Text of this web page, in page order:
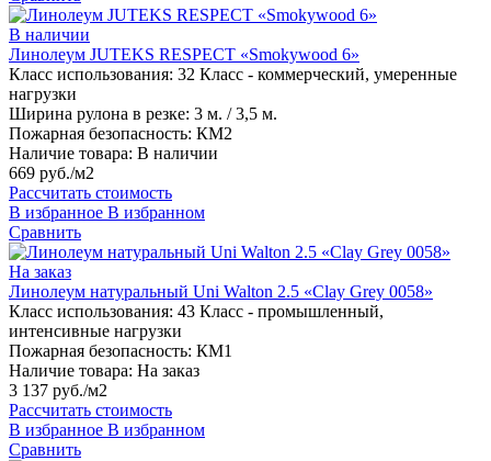
В наличии
Линолеум JUTEKS RESPECT «Smokywood 6»
Класс использования: 32 Класс - коммерческий, умеренные
нагрузки
Ширина рулона в резке: 3 м. / 3,5 м.
Пожарная безопасность: КМ2
Наличие товара: В наличии
669 руб./м2
Рассчитать стоимость
В избранное В избранном
Сравнить
На заказ
Линолеум натуральный Uni Walton 2.5 «Clay Grey 0058»
Класс использования: 43 Класс - промышленный,
интенсивные нагрузки
Пожарная безопасность: КМ1
Наличие товара: На заказ
3 137 руб./м2
Рассчитать стоимость
В избранное В избранном
Сравнить